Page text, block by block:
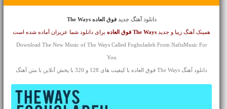
دانلود آهنگ جدید فوق العاده The Ways
همینک آهنگ زیبا و جدید The Ways فوق العادهبرای دانلود شما عزیزان آماده شده است
Download The New Music of The Ways Called Fogholadeh From NafisMusic For
You
دانلود آهنگ The Ways فوق العاده با کیفیت های 128 و 320 با پخش آنلاین با متن آهنگ